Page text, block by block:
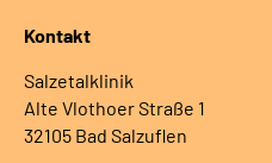
Kontakt
Salzetalklinik
Alte Vlothoer Straße 1
32105 Bad Salzuflen